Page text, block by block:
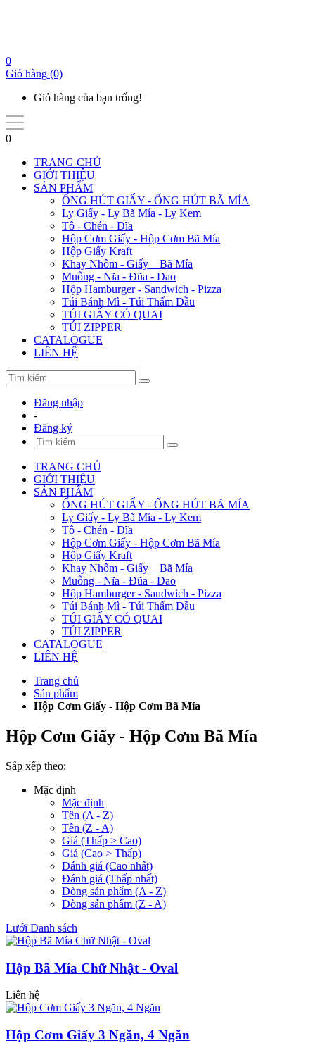
0
Giỏ hàng (0)
Giỏ hàng của bạn trống!
0
TRANG CHỦ
GIỚI THIỆU
SẢN PHẨM
ỐNG HÚT GIẤY - ỐNG HÚT BÃ MÍA
Ly Giấy - Ly Bã Mía - Ly Kem
Tô - Chén - Dĩa
Hộp Cơm Giấy - Hộp Cơm Bã Mía
Hộp Giấy Kraft
Khay Nhôm - Giấy _ Bã Mía
Muỗng - Nĩa - Đũa - Dao
Hộp Hamburger - Sandwich - Pizza
Túi Bánh Mì - Túi Thấm Dầu
TÚI GIẤY CÓ QUAI
TÚI ZIPPER
CATALOGUE
LIÊN HỆ
Đăng nhập
-
Đăng ký
TRANG CHỦ
GIỚI THIỆU
SẢN PHẨM
ỐNG HÚT GIẤY - ỐNG HÚT BÃ MÍA
Ly Giấy - Ly Bã Mía - Ly Kem
Tô - Chén - Dĩa
Hộp Cơm Giấy - Hộp Cơm Bã Mía
Hộp Giấy Kraft
Khay Nhôm - Giấy _ Bã Mía
Muỗng - Nĩa - Đũa - Dao
Hộp Hamburger - Sandwich - Pizza
Túi Bánh Mì - Túi Thấm Dầu
TÚI GIẤY CÓ QUAI
TÚI ZIPPER
CATALOGUE
LIÊN HỆ
Trang chủ
Sản phẩm
Hộp Cơm Giấy - Hộp Cơm Bã Mía
Hộp Cơm Giấy - Hộp Cơm Bã Mía
Sắp xếp theo:
Mặc định
Mặc định
Tên (A - Z)
Tên (Z - A)
Giá (Thấp > Cao)
Giá (Cao > Thấp)
Đánh giá (Cao nhất)
Đánh giá (Thấp nhất)
Dòng sản phẩm (A - Z)
Dòng sản phẩm (Z - A)
Lưới Danh sách
Hộp Bã Mía Chữ Nhật - Oval
Liên hệ
Hộp Cơm Giấy 3 Ngăn, 4 Ngăn